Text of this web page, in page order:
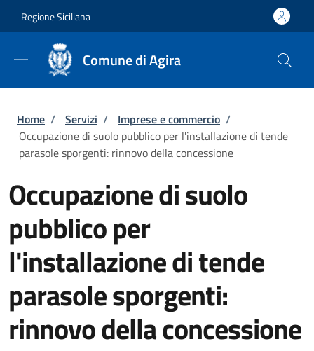
Regione Siciliana
Comune di Agira
Briciole di pane
Home / Servizi / Imprese e commercio /
Occupazione di suolo pubblico per l'installazione di tende
parasole sporgenti: rinnovo della concessione
Occupazione di suolo
pubblico per
l'installazione di tende
parasole sporgenti:
rinnovo della concessione